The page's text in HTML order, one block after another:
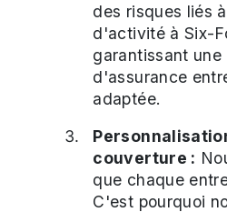
des risques liés
d'activité à Six-
garantissant
d'assurance
adaptée.
couverture :
que chaque
C'est pourquoi